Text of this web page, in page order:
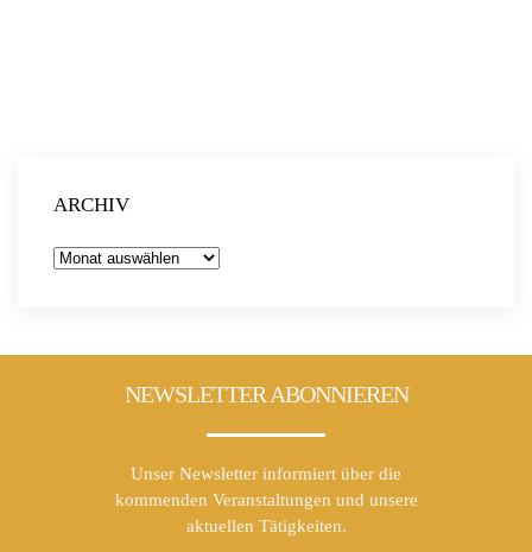
ARCHIV
Archiv
NEWSLETTER ABONNIEREN
Unser Newsletter informiert über die
kommenden Veranstaltungen und unsere
aktuellen Tätigkeiten.